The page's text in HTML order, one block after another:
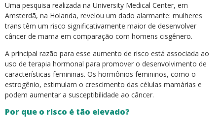
Uma pesquisa realizada na University Medical Center, em
Amsterdã, na Holanda, revelou um dado alarmante: mulheres
trans têm um risco significativamente maior de desenvolver
câncer de mama em comparação com homens cisgênero.
A principal razão para esse aumento de risco está associada ao
uso de terapia hormonal para promover o desenvolvimento de
características femininas. Os hormônios femininos, como o
estrogênio, estimulam o crescimento das células mamárias e
podem aumentar a susceptibilidade ao câncer.
Por que o risco é tão elevado?